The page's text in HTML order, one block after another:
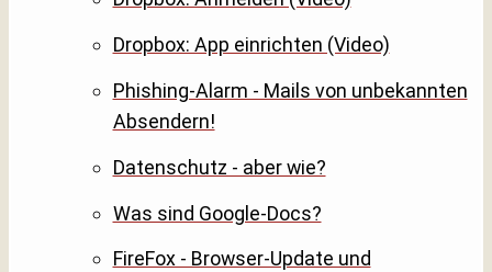
Dropbox: App einrichten (Video)
Phishing-Alarm - Mails von unbekannten
Absendern!
Datenschutz - aber wie?
Was sind Google-Docs?
FireFox - Browser-Update und